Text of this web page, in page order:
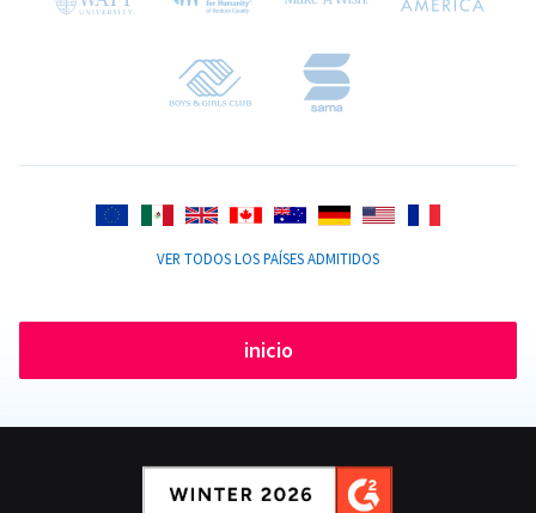
VER TODOS LOS PAÍSES ADMITIDOS
inicio